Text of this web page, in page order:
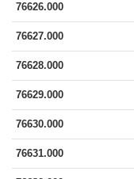
76626.000
76627.000
76628.000
76629.000
76630.000
76631.000